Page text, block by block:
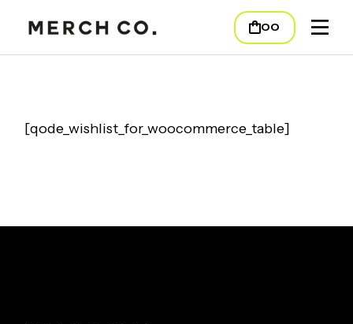
00
[qode_wishlist_for_woocommerce_table]